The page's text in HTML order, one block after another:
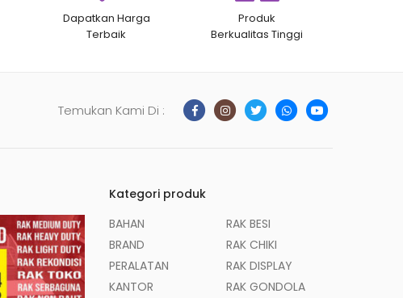
Dapatkan Harga
Terbaik
Produk
Berkualitas Tinggi
Temukan Kami Di :
Kategori produk
BAHAN
BRAND
PERALATAN
KANTOR
RAK BESI
RAK CHIKI
RAK DISPLAY
RAK GONDOLA